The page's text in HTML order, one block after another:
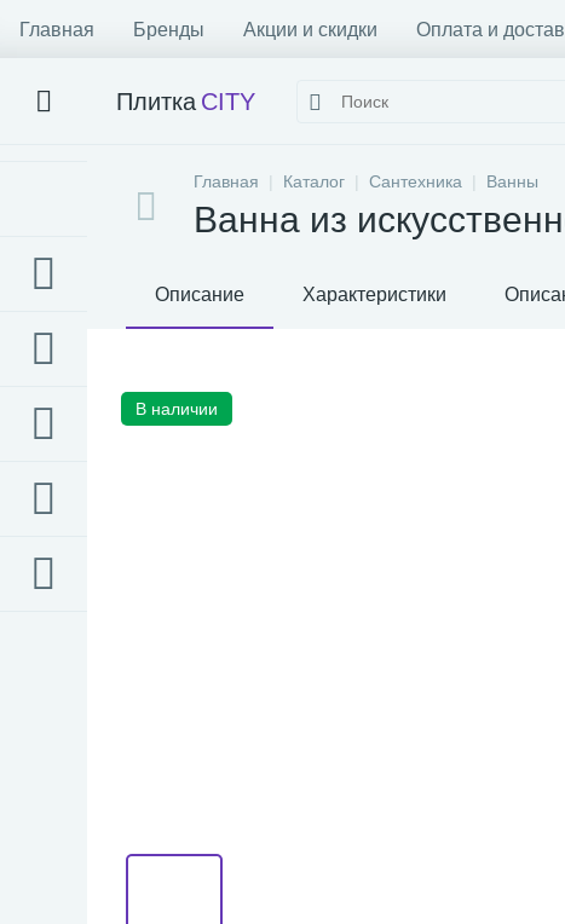
Главная Бренды Акции и скидки Оплата и
Плитка CITY
Главная Каталог Сантехника Ванны
Ванна из
Описание Характеристики
В наличии